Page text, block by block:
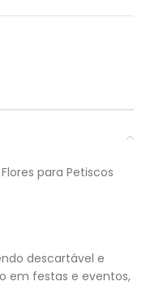
para Petiscos
descartável e
em festas e eventos,